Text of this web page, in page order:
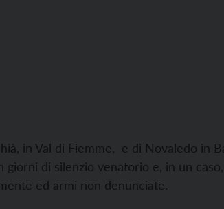
in Val di Fiemme, e di Novaledo in
di silenzio venatorio e, in un
ed armi non denunciate.